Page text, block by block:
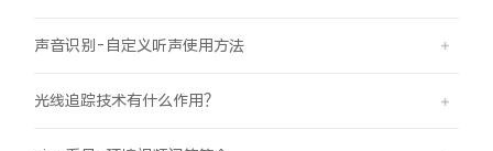
声音识别-自定义听声使用方法
光线追踪技术有什么作用？